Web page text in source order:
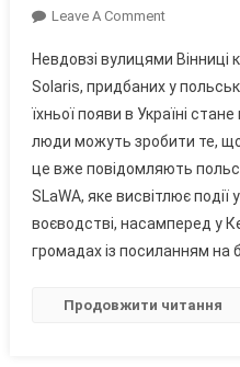
Leave A CommentOn
Поляків
Викупили
Для
Вінниці
Автобуси,
Які
Невдовзі вулицями Вінниці
Solaris, придбаних у
їхньої появи в Україні
люди можуть зробити те,
це вже повідомляють
SLaWA, яке висвітлює
воєводстві, насамперед у
громадах із посиланням на
Продовжити читання